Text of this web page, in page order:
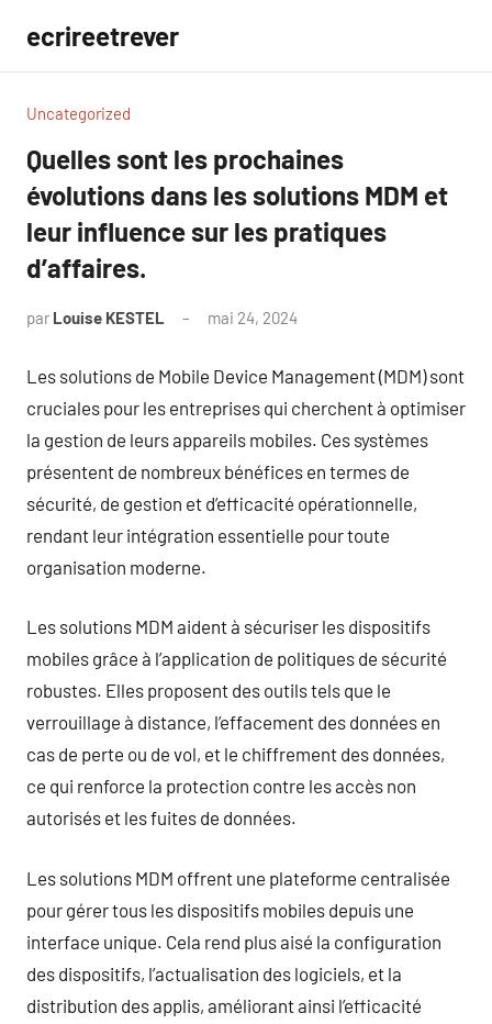
contenu
ecrireetrever
Uncategorized
Quelles sont les prochaines
évolutions dans les solutions MDM et
leur influence sur les pratiques
d’affaires.
par Louise KESTEL mai 24, 2024
Les solutions de Mobile Device Management (MDM) sont
cruciales pour les entreprises qui cherchent à optimiser
la gestion de leurs appareils mobiles. Ces systèmes
présentent de nombreux bénéfices en termes de
sécurité, de gestion et d’efficacité opérationnelle,
rendant leur intégration essentielle pour toute
organisation moderne.
Les solutions MDM aident à sécuriser les dispositifs
mobiles grâce à l’application de politiques de sécurité
robustes. Elles proposent des outils tels que le
verrouillage à distance, l’effacement des données en
cas de perte ou de vol, et le chiffrement des données,
ce qui renforce la protection contre les accès non
autorisés et les fuites de données.
Les solutions MDM offrent une plateforme centralisée
pour gérer tous les dispositifs mobiles depuis une
interface unique. Cela rend plus aisé la configuration
des dispositifs, l’actualisation des logiciels, et la
distribution des applis, améliorant ainsi l’efficacité